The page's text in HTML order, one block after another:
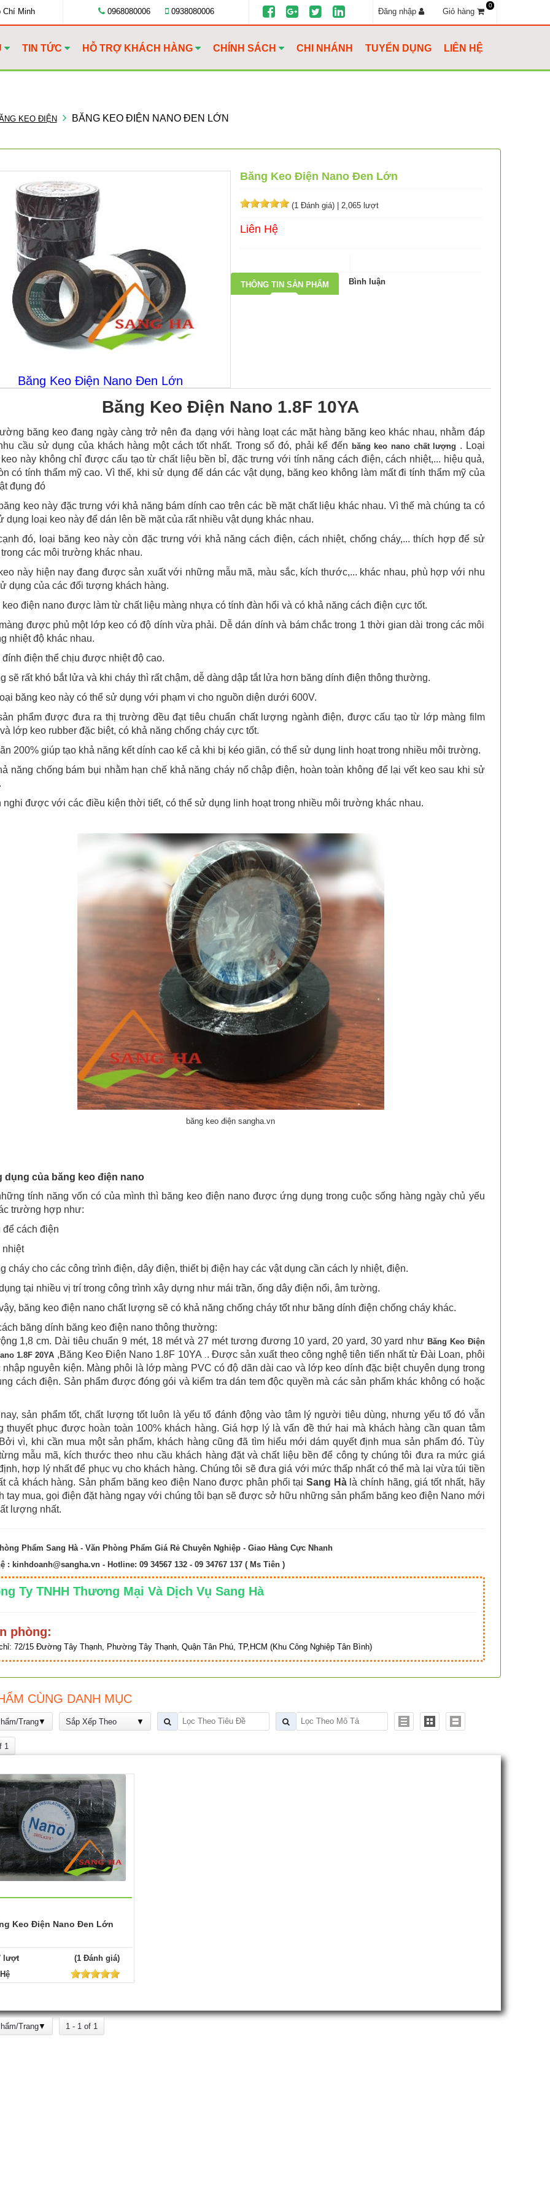
Chí Minh 0968080006 0938080006 Đăng nhập Giỏ hàng
0
TIN TỨC HỖ TRỢ KHÁCH HÀNG CHÍNH SÁCH CHI NHÁNH TUYỂN DỤNG LIÊN HỆ
KEO ĐIỆN BĂNG KEO ĐIỆN NANO ĐEN LỚN
Băng Keo Điện Nano Đen Lớn
Băng Keo Điện Nano Đen Lớn
(1 Đánh giá) | 2,065 lượt
Liên Hệ
THÔNG TIN SẢN PHẨM Bình luận
Băng Keo Điện Nano 1.8F 10YA
băng keo đang ngày càng trở nên đa dạng với hàng loạt các mặt hàng băng keo khác nhau, nhằm đáp
cầu sử dụng của khách hàng một cách tốt nhất. Trong số đó, phải kể đến băng keo nano chất lượng . Loại
keo này không chỉ được cấu tạo từ chất liệu bền bỉ, đặc trưng với tính năng cách điện, cách nhiệt,... hiệu quả,
có tính thẩm mỹ cao. Vì thế, khi sử dụng để dán các vật dụng, băng keo không làm mất đi tính thẩm mỹ của
đụng đó
keo này đặc trưng với khả năng bám dính cao trên các bề mặt chất liệu khác nhau. Vì thế mà chúng ta có
dụng loại keo này để dán lên bề mặt của rất nhiều vật dụng khác nhau.
đó, loại băng keo này còn đặc trưng với khả năng cách điện, cách nhiệt, chống cháy,... thích hợp để sử
các môi trường khác nhau.
này hiện nay đang được sản xuất với những mẫu mã, màu sắc, kích thước,... khác nhau, phù hợp với nhu
dụng của các đối tượng khách hàng.
keo điện nano được làm từ chất liệu màng nhựa có tính đàn hổi và có khả năng cách điện cực tốt.
được phủ một lớp keo có độ dính vừa phải. Dễ dán dính và bám chắc trong 1 thời gian dài trong các môi
nhiệt độ khác nhau.
đính điện thể chịu được nhiệt độ cao.
sẽ rất khó bắt lửa và khi cháy thì rất chậm, dễ dàng dập tắt lửa hơn băng dính điện thông thường.
băng keo này có thể sử dụng với phạm vi cho nguồn diện dưới 600V.
phẩm được đưa ra thị trường đều đạt tiêu chuẩn chất lượng ngành điện, được cấu tạo từ lớp màng film
lớp keo rubber đặc biệt, có khả năng chống cháy cực tốt.
200% giúp tạo khả năng kết dính cao kể cả khi bị kéo giãn, có thể sử dụng linh hoạt trong nhiều môi trường.
năng chống bám bụi nhằm hạn chế khả năng cháy nổ chập điện, hoàn toàn không để lại vết keo sau khi sử
nghi được với các điều kiện thời tiết, có thể sử dụng linh hoạt trong nhiều môi trường khác nhau.
băng keo điện sangha.vn
dụng của băng keo điện nano
tính năng vốn có của mình thì băng keo điện nano được ứng dụng trong cuộc sống hàng ngày chủ yếu
trường hợp như:
để cách điện
nhiệt
cháy cho các công trình điện, dây điện, thiết bị điện hay các vật dụng cần cách ly nhiệt, điện.
tại nhiều vị trí trong công trình xây dựng như mái trần, ống dây điện nổi, âm tường.
băng keo điện nano chất lượng sẽ có khả năng chống cháy tốt như băng dính điện chống cháy khác.
băng dính băng keo điện nano thông thường:
1,8 cm. Dài tiêu chuẩn 9 mét, 18 mét và 27 mét tương đương 10 yard, 20 yard, 30 yard như Băng Keo Điện
1.8F 20YA ,Băng Keo Điện Nano 1.8F 10YA . Được sản xuất theo công nghệ tiên tiến nhất từ Đài Loan, phôi
nguyên kiện. Màng phôi là lớp màng PVC có độ dãn dài cao và lớp keo dính đặc biệt chuyên dụng trong
cách điện. Sản phẩm được đóng gói và kiểm tra dán tem độc quyền mà các sản phẩm khác không có hoặc
sản phẩm tốt, chất lượng tốt luôn là yếu tố đánh động vào tâm lý người tiêu dùng, nhưng yếu tố đó vẫn
thuyết phục được hoàn toàn 100% khách hàng. Giá hợp lý là vấn đề thứ hai mà khách hàng cần quan tâm
vì, khi cần mua một sản phẩm, khách hàng cũng đã tìm hiểu mới dám quyết định mua sản phẩm đó. Tùy
mẫu mã, kích thước theo nhu cầu khách hàng đặt và chất liệu bền để công ty chúng tôi đưa ra mức giá
hợp lý nhất để phục vụ cho khách hàng. Chúng tôi sẽ đưa giá với mức thấp nhất có thể mà lại vừa túi tiền
cả khách hàng. Sản phẩm băng keo điện Nano được phân phối tạiSang Hà là chính hãng, giá tốt nhất, hãy
tay mua, gọi điện đặt hàng ngay với chúng tôi bạn sẽ được sở hữu những sản phẩm băng keo điện Nano mới
lượng nhất.
Phẩm Sang Hà - Văn Phòng Phẩm Giá Rẻ Chuyên Nghiệp - Giao Hàng Cực Nhanh
: kinhdoanh@sangha.vn- Hotline: 09 34567 132 - 09 34767 137 ( Ms Tiên )
Ty TNHH Thương Mại Và Dịch Vụ Sang Hà
phòng:
72/15 Đường Tây Thạnh, Phường Tây Thạnh, Quận Tân Phú, TP,HCM (Khu Công Nghiệp Tân Bình)
CÙNG DANH MỤC
Trang Sắp Xếp Theo
1
Keo Điện Nano Đen Lớn
lượt
(1 Đánh giá)
Trang 1 - 1 of 1